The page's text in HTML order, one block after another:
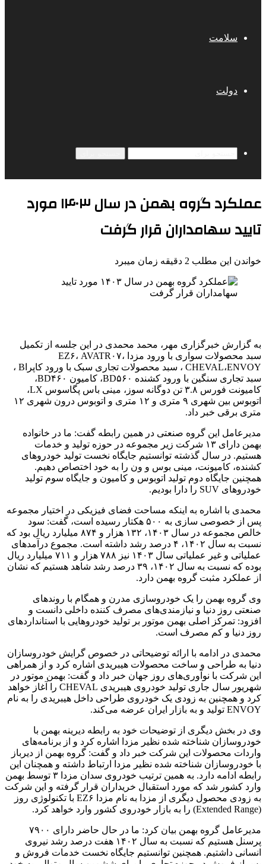
سلامت
دولت
عملکرد گروه بهمن در سال ۱۴۰۳ مورد
تایید سهامداران قرار گرفت
خواندن این مطلب 2 دقیقه زمان میبرد
به گزارش خبرگزاری مهر، محمد محمدی در این جلسه از تکمیل
سبد محصولات سواری با ورود مزدا EZ۶، AVATR۰۷،
CHEVAL،ENVOY ، سبد محصولات تجاری سبک با ورود کاپراB ،
سبد تجاری سنگین با ورود کشنده BD۵۶۰، کامیون BD۴۶۰،
کامیونت فورس مینی باس پگاسوس
LX،
اتوبوس بین شهری ۹ متری و ۱۲ متری و اتوبوس درون شهری ۱۲
متری برقی خبر داد.
مدیرعامل این گروه صنعتی در همین رابطه گفت: ما در خانواده
بهمن دارای ۱۳ شرکت زیر مجموعه در حوزه تولید و خدمات
هستیم. در سال گذشته توانستیم جایگاه نخست تولید خودروهای
کشنده، کامیونت، مینی بوس و ون را به خود اختصاص دهیم.
همچنین جایگاه دوم تولید اتوبوس و کامیون و جایگاه سوم تولید
خودروهای SUV را دارا بودیم.
محمدی با اشاره به اینکه مساحت فضای فیزیکی در اختیار مجموعه
پس از خصوصی سازی به ۵۰۰ هکتار رسیده است، گفت: سود
خالص مجموعه در سال ۱۴۰۳، ۱۳۲ هزار و ۸۷۴ میلیارد ریال بود که
نسبت به سال ۱۴۰۲، ۴ درصد رشد داشته است. مجموع درآمدهای
عملیاتی و غیر عملیاتی سال ۱۴۰۳ نیز ۷۸۸ هزار و ۷۱۱ میلیارد ریال
بوده که نسبت به سال ۱۴۰۲، ۳۹ درصد رشد شاهد هستیم که نشان
از عملکرد مثبت گروه بهمن دارد.
وی گروه بهمن را یک خودروسازی مدرن و همگام با روندهای
صنعتی روز دنیا و نیازمندی‌های مصرف کننده داخلی دانست و
افزود: تمرکز اصلی بهمن موتور بر تولید خودروهایی با استانداردهای
روز دنیا و کم مصرف است.
محمدی در ادامه با ارائه توضیحاتی در خصوص گرایش خودروسازان
دنیا به طراحی و ساخت محصولات هیبریدی اشاره کرد و از همراهی
این شرکت با نوآوری‌های روز جهان خبر داد و گفت: بهمن موتور در
شهریور سال جاری تولید خودروی هیبریدی CHEVAL را آغاز خواهد
کرد و همچنین به زودی یک خودروی طراحی داخل هیبریدی را به نام
ENVOY تولید و به بازار ایران عرضه می‌کند.
وی در بخش دیگری از توضیحات خود به رابطه دیرینه بهمن با
خودروسازان شناخته شده نظیر مزدا اشاره کرد و از برنامه‌های
واردات محصولات این شرکت خبر داد و گفت: گروه بهمن از دیرباز
با خودروسازان شناخته شده نظیر مزدا ارتباط داشته و همچنان این
رابطه ادامه دارد. به همین ترتیب خودروی سدان
مزدا ۳ توسط بهمن
وارد کشور شد که مورد استقبال خریداران قرار گرفته و این شرکت
به زودی محصول دیگری از مزدا به نام مزدا EZ۶ با تکنولوژی روز
(Extended Range) را به بازار خودروی کشور وارد خواهد کرد.
مدیرعامل گروه بهمن بیان کرد: ما در حال حاضر دارای ۷۹۰۰
پرسنل هستیم که نسبت به سال ۱۴۰۲ هفت درصد رشد نیروی
انسانی داشتیم. همچنین توانستیم جایگاه نخست خدمات فروش و